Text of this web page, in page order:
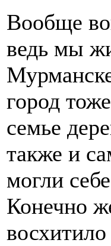
Вообще
ведь мы
город
семье
также и
могли
Конечно